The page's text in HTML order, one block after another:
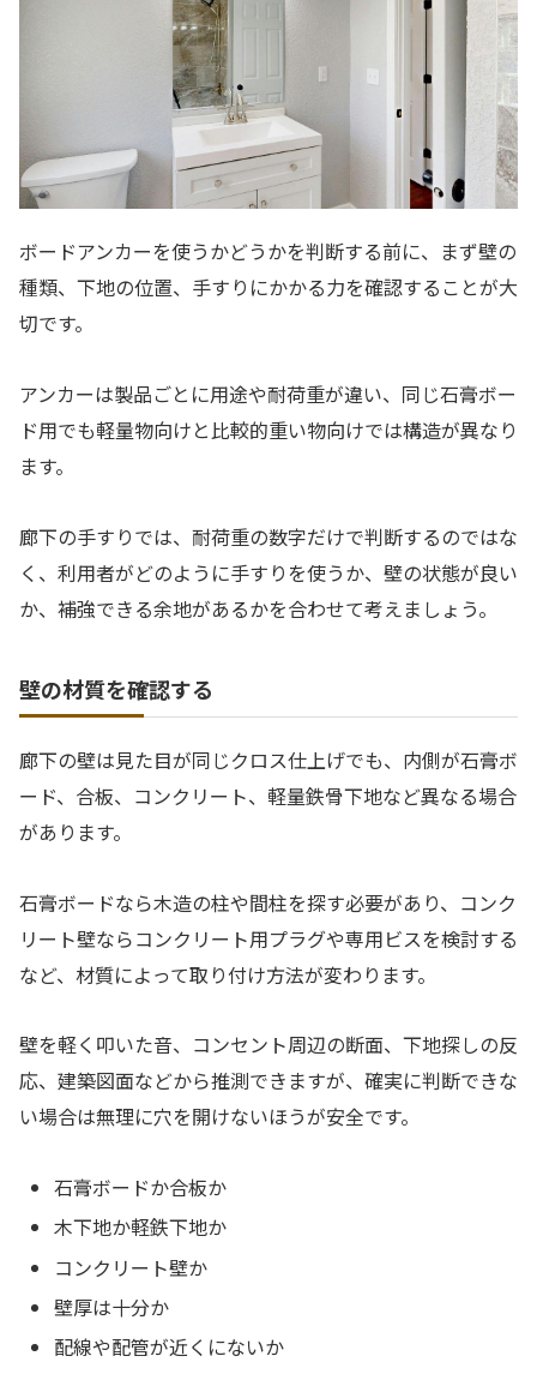
ボードアンカーを使うかどうかを判断する前に、まず壁の
種類、下地の位置、手すりにかかる力を確認することが大
切です。
アンカーは製品ごとに用途や耐荷重が違い、同じ石膏ボー
ド用でも軽量物向けと比較的重い物向けでは構造が異なり
ます。
廊下の手すりでは、耐荷重の数字だけで判断するのではな
く、利用者がどのように手すりを使うか、壁の状態が良い
か、補強できる余地があるかを合わせて考えましょう。
壁の材質を確認する
廊下の壁は見た目が同じクロス仕上げでも、内側が石膏ボ
ード、合板、コンクリート、軽量鉄骨下地など異なる場合
があります。
石膏ボードなら木造の柱や間柱を探す必要があり、コンク
リート壁ならコンクリート用プラグや専用ビスを検討する
など、材質によって取り付け方法が変わります。
壁を軽く叩いた音、コンセント周辺の断面、下地探しの反
応、建築図面などから推測できますが、確実に判断できな
い場合は無理に穴を開けないほうが安全です。
石膏ボードか合板か
木下地か軽鉄下地か
コンクリート壁か
壁厚は十分か
配線や配管が近くにないか